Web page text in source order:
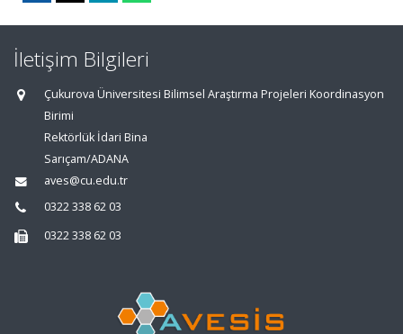
İletişim Bilgileri
Çukurova Üniversitesi Bilimsel Araştırma Projeleri Koordinasyon
Birimi
Rektörlük İdari Bina
Sarıçam/ADANA
aves@cu.edu.tr
0322 338 62 03
0322 338 62 03